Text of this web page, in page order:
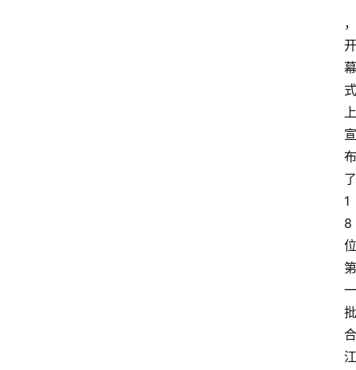
，
开
幕
式
上
宣
布
了
1
8
位
第
一
批
合
江